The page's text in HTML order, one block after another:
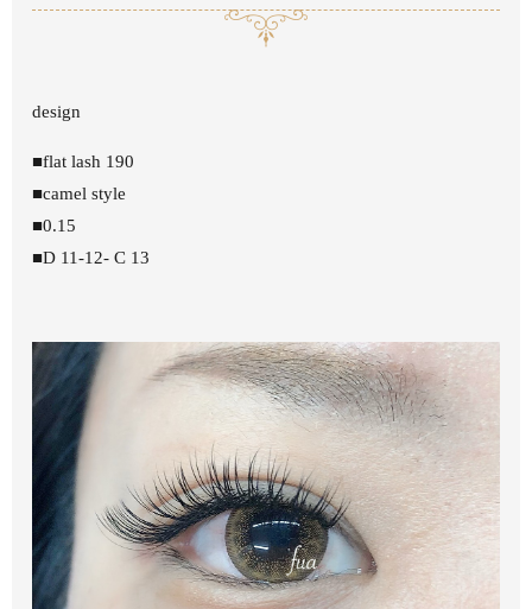
design
■flat lash 190
■camel style
■0.15
■D 11-12- C 13